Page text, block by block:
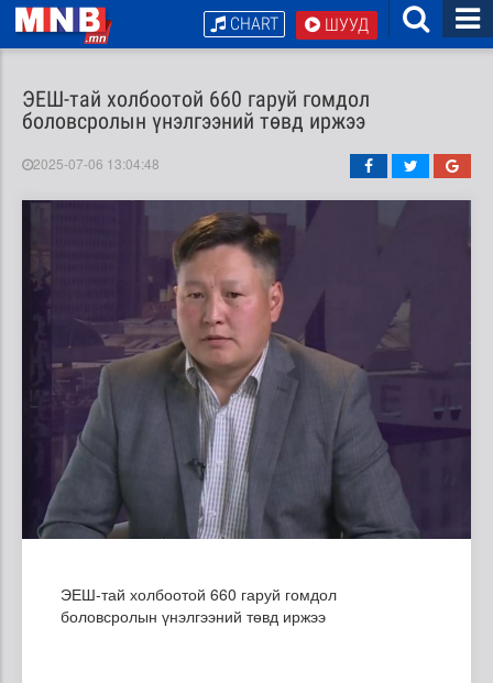
ШУУД
CHART
ЭЕШ-тай холбоотой 660 гаруй гомдол
боловсролын үнэлгээний төвд иржээ
2025-07-06 13:04:48
ЭЕШ-тай холбоотой 660 гаруй гомдол
боловсролын үнэлгээний төвд иржээ